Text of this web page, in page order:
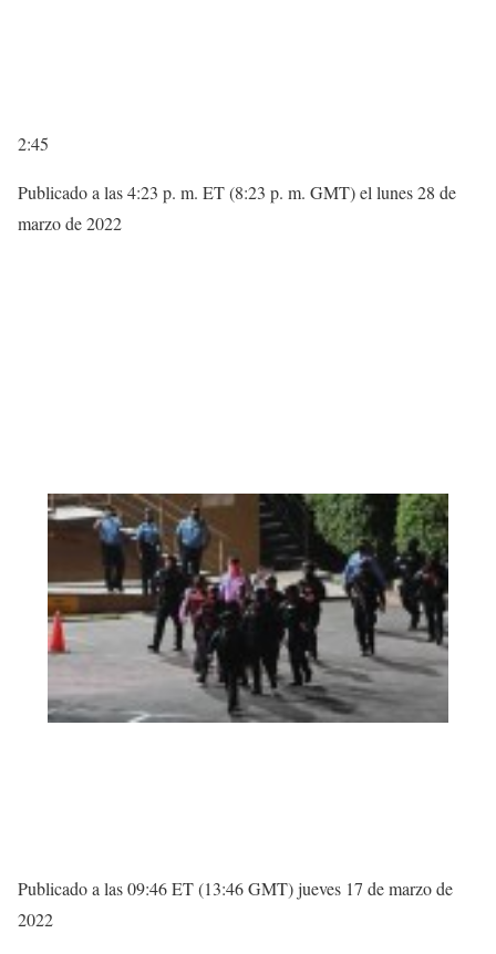
2:45
Publicado a las 4:23 p. m. ET (8:23 p. m. GMT) el lunes 28 de
marzo de 2022
Publicado a las 09:46 ET (13:46 GMT) jueves 17 de marzo de
2022